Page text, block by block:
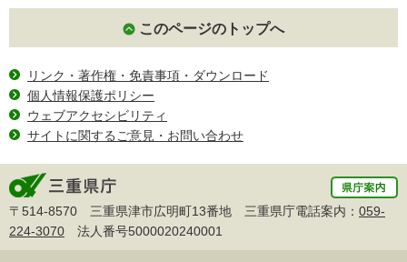
このページのトップへ
リンク・著作権・免責事項・ダウンロード
個人情報保護ポリシー
ウェブアクセシビリティ
サイトに関するご意見・お問い合わせ
〒514-8570 三重県津市広明町13番地 三重県庁電話案内： 059-
224-3070 法人番号5000020240001